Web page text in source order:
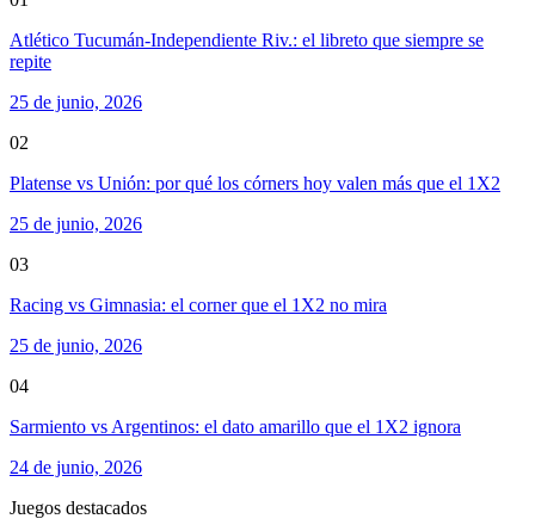
Atlético Tucumán-Independiente Riv.: el libreto que siempre se
repite
25 de junio, 2026
02
Platense vs Unión: por qué los córners hoy valen más que el 1X2
25 de junio, 2026
03
Racing vs Gimnasia: el corner que el 1X2 no mira
25 de junio, 2026
04
Sarmiento vs Argentinos: el dato amarillo que el 1X2 ignora
24 de junio, 2026
Juegos destacados